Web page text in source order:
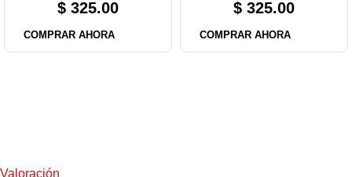
$ 325.00
COMPRAR AHORA
$ 325.00
COMPRAR AHORA
Valoración